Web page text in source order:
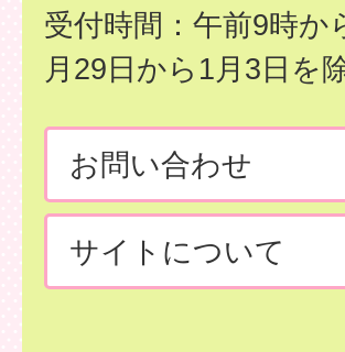
受付時間：午前9時か
月29日から1月3日を
お問い合わせ
サイトについて